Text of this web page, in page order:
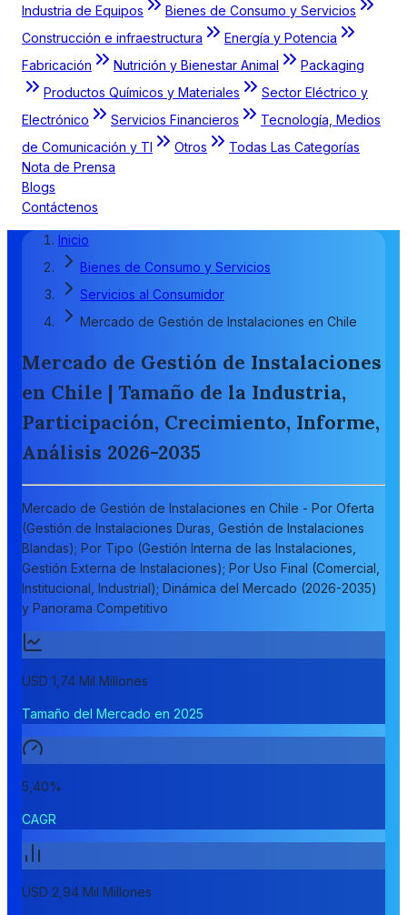
Industria de Equipos
Bienes de Consumo y Servicios
Construcción e infraestructura
Energía y Potencia
Fabricación
Nutrición y Bienestar Animal
Packaging
Productos Químicos y Materiales
Sector Eléctrico y
Electrónico
Servicios Financieros
Tecnología, Medios
de Comunicación y TI
Otros
Todas Las Categorías
Nota de Prensa
Blogs
Contáctenos
Inicio
Bienes de Consumo y Servicios
Servicios al Consumidor
Mercado de Gestión de Instalaciones en Chile
Mercado de Gestión de Instalaciones
en Chile | Tamaño de la Industria,
Participación, Crecimiento, Informe,
Análisis 2026-2035
Mercado de Gestión de Instalaciones en Chile - Por Oferta
(Gestión de Instalaciones Duras, Gestión de Instalaciones
Blandas); Por Tipo (Gestión Interna de las Instalaciones,
Gestión Externa de Instalaciones); Por Uso Final (Comercial,
Institucional, Industrial); Dinámica del Mercado (2026-2035)
y Panorama Competitivo
USD 1,74 Mil Millones
Tamaño del Mercado en 2025
5,40%
CAGR
USD 2,94 Mil Millones